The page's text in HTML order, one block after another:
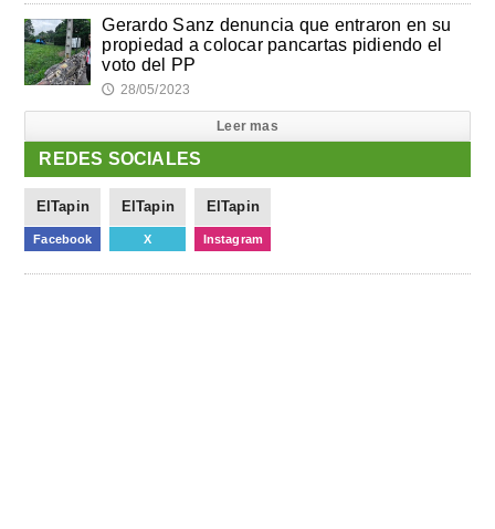
Gerardo Sanz denuncia que entraron en su
propiedad a colocar pancartas pidiendo el
voto del PP
🕔 28/05/2023
Leer mas
REDES SOCIALES
ElTapin
Facebook
ElTapin
X
ElTapin
Instagram